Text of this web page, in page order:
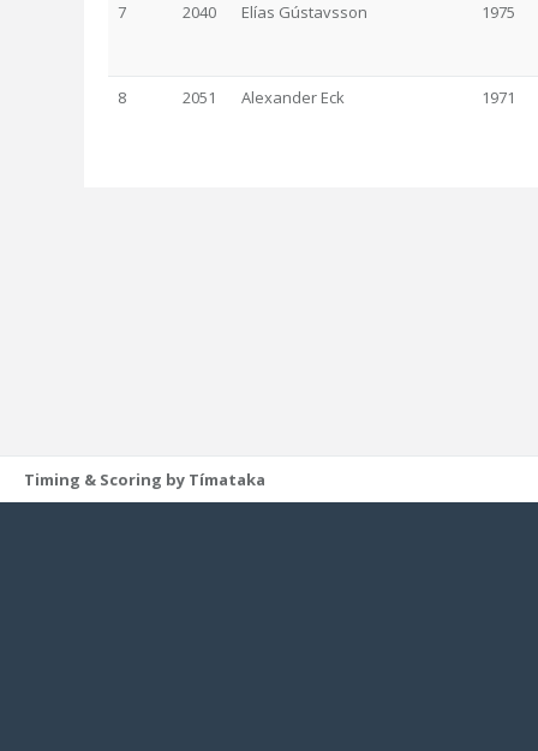
7 2040 Elías Gústavsson 1975
8 2051 Alexander Eck 1971
Timing & Scoring by Tímataka